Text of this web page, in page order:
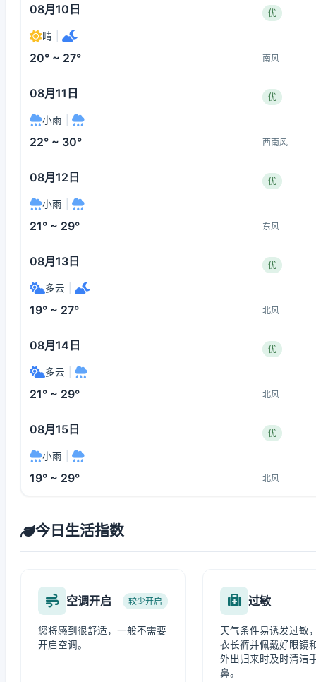
08月10日 优
晴
20° ~ 27° 南风
08月11日 优
小雨
22° ~ 30° 西南风
08月12日 优
小雨
21° ~ 29° 东风
08月13日 优
多云
19° ~ 27° 北风
08月14日 优
多云
21° ~ 29° 北风
08月15日 优
小雨
19° ~ 29° 北风
今日生活指数
空调开启 较少开启
您将感到很舒适，一般不需要
开启空调。
过敏
天气条件易诱发过敏
衣长裤并佩戴好眼镜
外出归来时及时清洁
鼻。